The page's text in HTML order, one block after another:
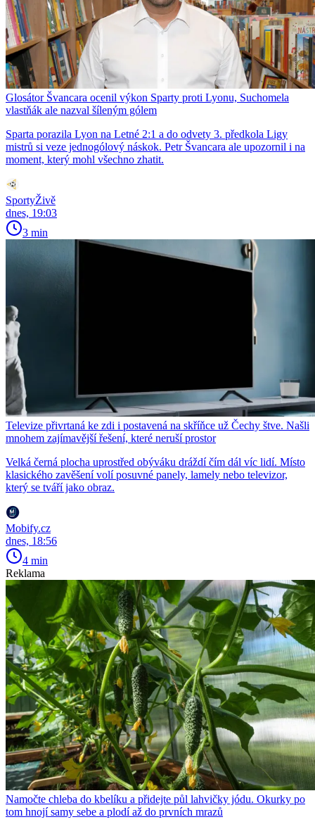
Glosátor Švancara ocenil výkon Sparty proti Lyonu, Suchomela
vlastňák ale nazval šíleným gólem
Sparta porazila Lyon na Letné 2:1 a do odvety 3. předkola Ligy
mistrů si veze jednogólový náskok. Petr Švancara ale upozornil i na
moment, který mohl všechno zhatit.
SportyŽivě
dnes, 19:03
3 min
Televize přivrtaná ke zdi i postavená na skříňce už Čechy štve. Našli
mnohem zajímavější řešení, které neruší prostor
Velká černá plocha uprostřed obýváku dráždí čím dál víc lidí. Místo
klasického zavěšení volí posuvné panely, lamely nebo televizor,
který se tváří jako obraz.
Mobify.cz
dnes, 18:56
4 min
Reklama
Namočte chleba do kbelíku a přidejte půl lahvičky jódu. Okurky po
tom hnojí samy sebe a plodí až do prvních mrazů